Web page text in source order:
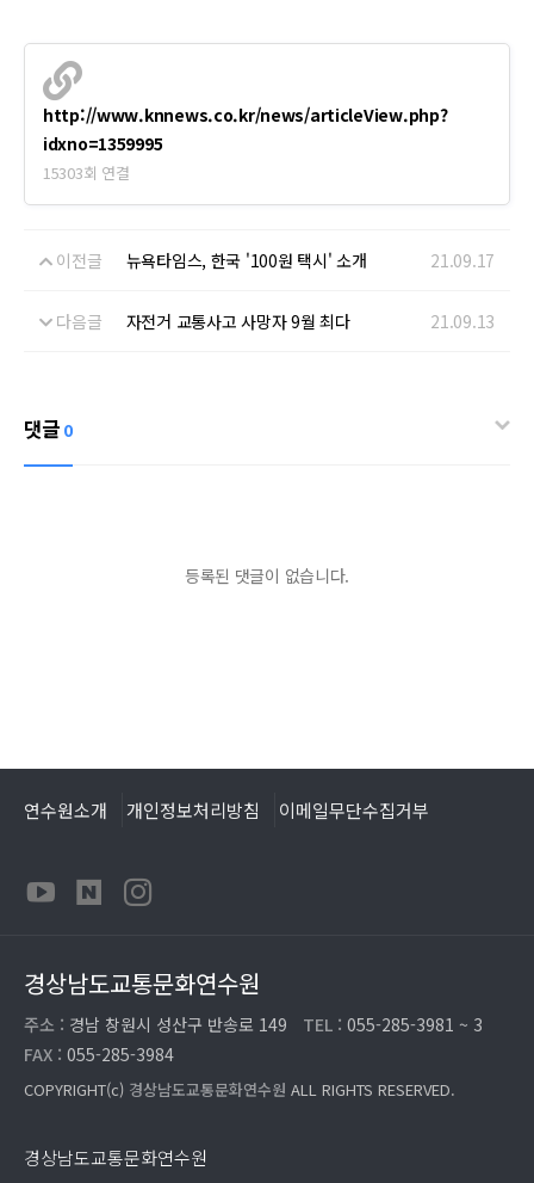
http://www.knnews.co.kr/news/articleView.php?
idxno=1359995
15303회 연결
이전글 뉴욕타임스, 한국 '100원 택시' 소개 21.09.17
다음글 자전거 교통사고 사망자 9월 최다 21.09.13
댓글 0
등록된 댓글이 없습니다.
연수원소개 개인정보처리방침 이메일무단수집거부
경상남도교통문화연수원
주소 : 경남 창원시 성산구 반송로 149 TEL : 055-285-3981 ~ 3
FAX : 055-285-3984
COPYRIGHT(c) 경상남도교통문화연수원 ALL RIGHTS RESERVED.
경상남도교통문화연수원